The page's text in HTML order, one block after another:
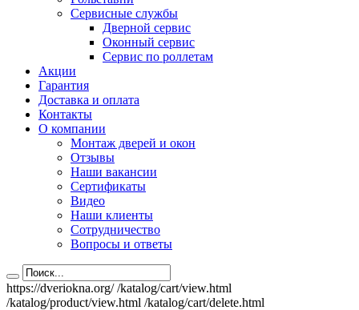
Сервисные службы
Дверной сервис
Оконный сервис
Сервис по роллетам
Акции
Гарантия
Доставка и оплата
Контакты
О компании
Монтаж дверей и окон
Отзывы
Наши вакансии
Сертификаты
Видео
Наши клиенты
Сотрудничество
Вопросы и ответы
https://dveriokna.org/ /katalog/cart/view.html
/katalog/product/view.html /katalog/cart/delete.html